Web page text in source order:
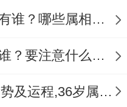
增强，有机遇通过
得额外收入，但戊
为驿马，可能有短
2023年发横财的生肖都有谁？哪些属相财运旺盛？
2023年不顺的生肖都有谁？要注意什么呢？
1988年属龙女2024年运势及运程,36岁属龙人2024全年每月运势女性如何